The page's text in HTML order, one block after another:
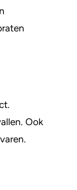
Ook